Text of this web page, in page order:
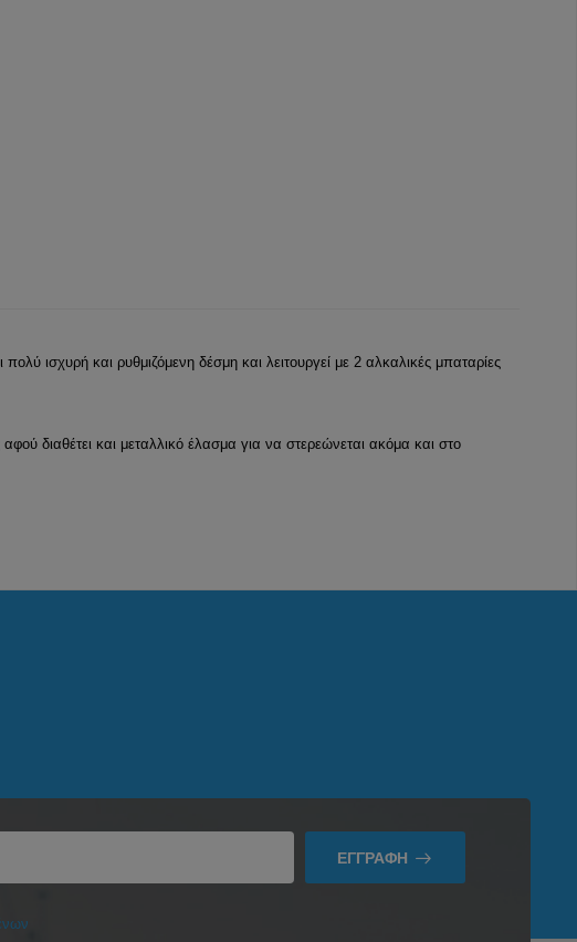
ισχυρή και ρυθμιζόμενη δέσμη και λειτουργεί με 2 αλκαλικές μπαταρίες
διαθέτει και μεταλλικό έλασμα για να στερεώνεται ακόμα και στο
ΕΓΓΡΑΦΉ